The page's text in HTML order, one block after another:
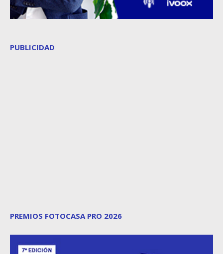
PUBLICIDAD
PREMIOS FOTOCASA PRO 2026